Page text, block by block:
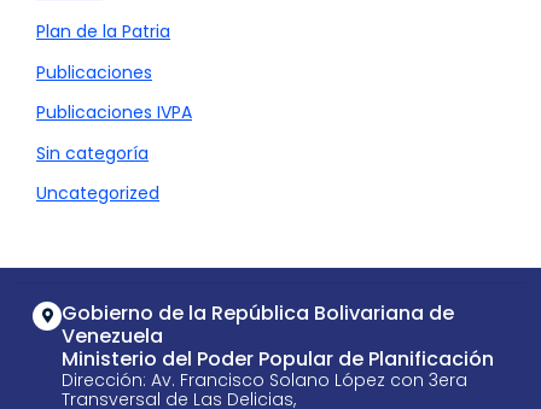
Plan de la Patria
Publicaciones
Publicaciones IVPA
Sin categoría
Uncategorized
Gobierno de la República Bolivariana de
Venezuela
Ministerio del Poder Popular de Planificación
Dirección: Av. Francisco Solano López con 3era
Transversal de Las Delicias,